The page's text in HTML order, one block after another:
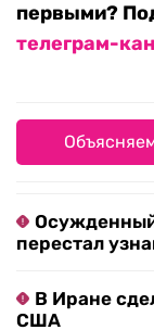
первыми?
телеграм-
перестал
В Иране
США